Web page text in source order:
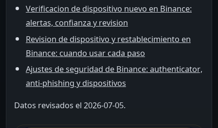
Verificacion de dispositivo nuevo en Binance:
alertas, confianza y revision
Revision de dispositivo y restablecimiento en
Binance: cuando usar cada paso
Ajustes de seguridad de Binance: authenticator,
anti-phishing y dispositivos
Datos revisados el 2026-07-05.